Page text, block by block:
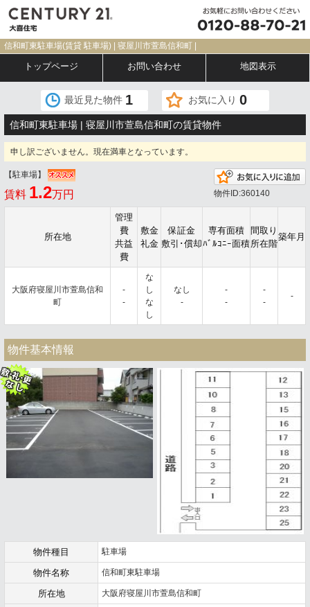
信和町東駐車場(賃貸 駐車場) | 寝屋川市萱島信和町 |
トップページ お問い合わせ 地図表示
最近見た物件 1 お気に入り 0
信和町東駐車場 | 寝屋川市萱島信和町の賃貸物件
申し訳ございません。現在満車となっています。
【駐車場】
賃料 1.2万円
物件ID:360140
所在地
管理
費
共益
費
敷金
礼金
保証金
敷引･償却
専有面積
ﾊﾞﾙｺﾆｰ面積
間取り
所在階
築年月
大阪府寝屋川市萱島信和
町
-
-
な
し
な
し
なし
-
-
-
-
-
-
物件基本情報
物件種目 駐車場
物件名称 信和町東駐車場
所在地 大阪府寝屋川市萱島信和町